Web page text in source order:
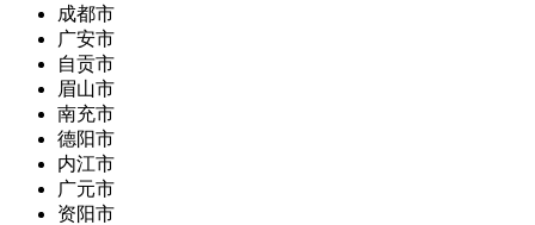
成都市
广安市
自贡市
眉山市
南充市
德阳市
内江市
广元市
资阳市